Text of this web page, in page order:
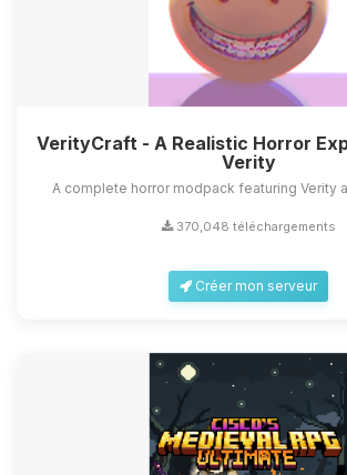
VerityCraft - A Realistic Horror
Verity
A complete horror modpack featuring Verity
370,048 téléchargements
Créer mon serveur